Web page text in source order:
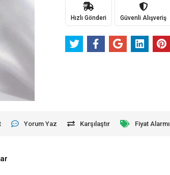
Hızlı Gönderi Güvenli Alışveriş
Yorum Yaz Karşılaştır Fiyat Alarmı